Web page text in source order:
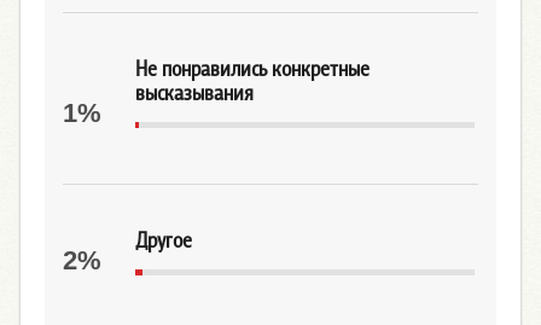
Не понравились конкретные
высказывания
1%
Другое
2%